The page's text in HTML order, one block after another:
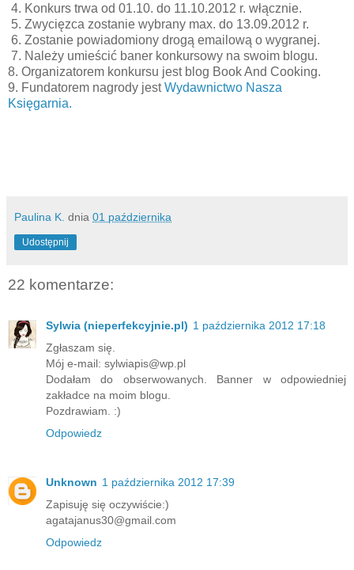
4. Konkurs trwa od 01.10. do 11.10.2012 r. włącznie.
5. Zwycięzca zostanie wybrany max. do 13.09.2012 r.
6. Zostanie powiadomiony drogą emailową o wygranej.
7. Należy umieścić baner konkursowy na swoim blogu.
8. Organizatorem konkursu jest blog Book And Cooking.
9. Fundatorem nagrody jestWydawnictwo Nasza
Księgarnia.
Paulina K. dnia 01 października
Udostępnij
22 komentarze:
Sylwia (nieperfekcyjnie.pl) 1 października 2012 17:18
Zgłaszam się.
Mój e-mail: sylwiapis@wp.pl
Dodałam do obserwowanych. Banner w odpowiedniej
zakładce na moim blogu.
Pozdrawiam. :)
Odpowiedz
Unknown 1 października 2012 17:39
Zapisuję się oczywiście:)
agatajanus30@gmail.com
Odpowiedz